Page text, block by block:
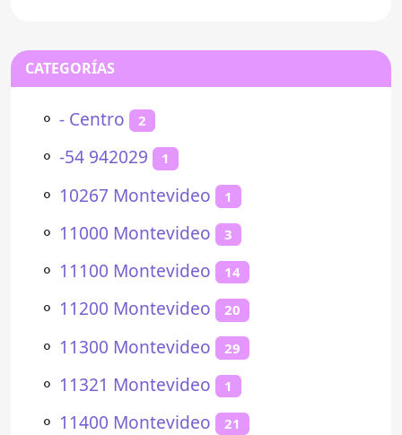
CATEGORÍAS
⚬ - Centro 2
⚬ -54 942029 1
⚬ 10267 Montevideo 1
⚬ 11000 Montevideo 3
⚬ 11100 Montevideo 14
⚬ 11200 Montevideo 20
⚬ 11300 Montevideo 29
⚬ 11321 Montevideo 1
⚬ 11400 Montevideo 21